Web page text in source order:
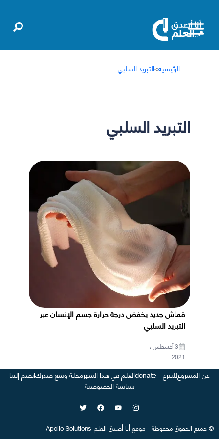
الرئيسية>التبريد السلبي
التبريد السلبي
قماش جديد يخفض درجة حرارة جسم الإنسان عبر
التبريد السلبي
3 أغسطس ،
2021
عن المشروعللتبرع - donate العلم في هذا الشهرمجلة وسع صدركانضم إلينا
سياسة الخصوصية
©جميع الحقوق محفوظة-موقعأنا أصدق العلم-
Apollo Solutions